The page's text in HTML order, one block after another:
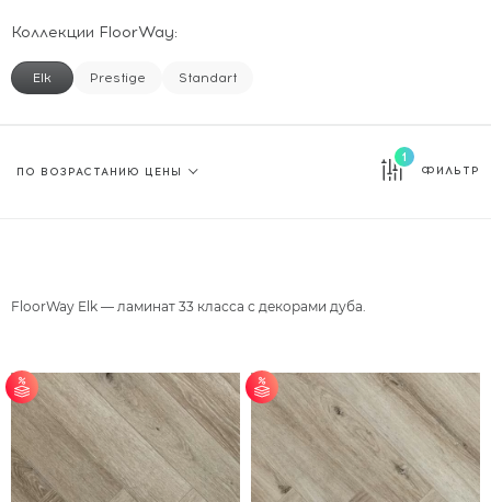
Коллекции FloorWay:
Elk Prestige Standart
1
ФИЛЬТР
FloorWay Elk — ламинат 33 класса с декорами дуба.
от 25 м² - скидка 7%;
от 51 м² - скидка 10%;
от 101 м² - скидка
от 25 м² - скидка 7%;
от 51 м² - скидка 10%;
от 101 м² - скидка